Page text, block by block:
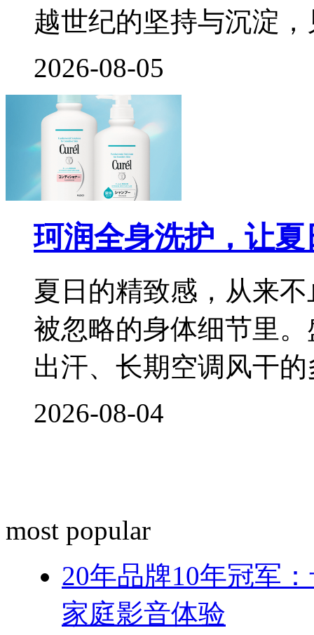
越世纪的坚持与沉淀
2026-08-05
珂润全身洗护，让
夏日的精致感，从来
被忽略的身体细节里
出汗、长期空调风干
2026-08-04
most popular
20年品牌10年冠军
家庭影音体验